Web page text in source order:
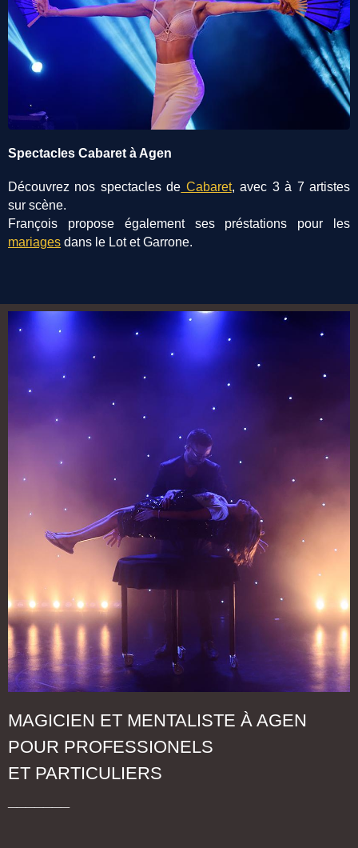
Spectacles Cabaret à Agen
Découvrez nos spectacles de Cabaret, avec 3 à 7 artistes
sur scène.
François propose également ses préstations pour les
mariages dans le Lot et Garrone.
MAGICIEN ET MENTALISTE À AGEN
POUR PROFESSIONELS
ET PARTICULIERS